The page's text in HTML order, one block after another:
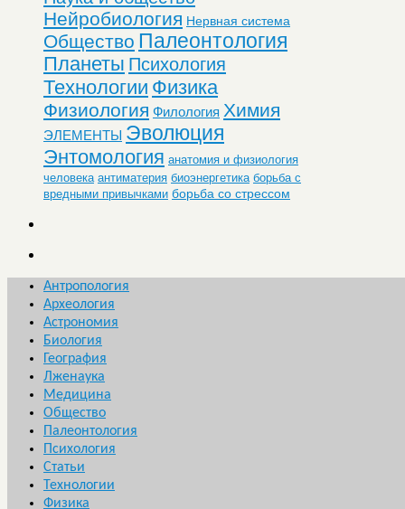
Нейробиология Нервная система
Общество Палеонтология
Планеты Психология
Технологии Физика
Физиология Филология Химия
ЭЛЕМЕНТЫ Эволюция
Энтомология анатомия и физиология
человека антиматерия биоэнергетика борьба с
вредными привычками борьба со стрессом
Антропология
Археология
Астрономия
Биология
География
Лженаука
Медицина
Общество
Палеонтология
Психология
Статьи
Технологии
Физика